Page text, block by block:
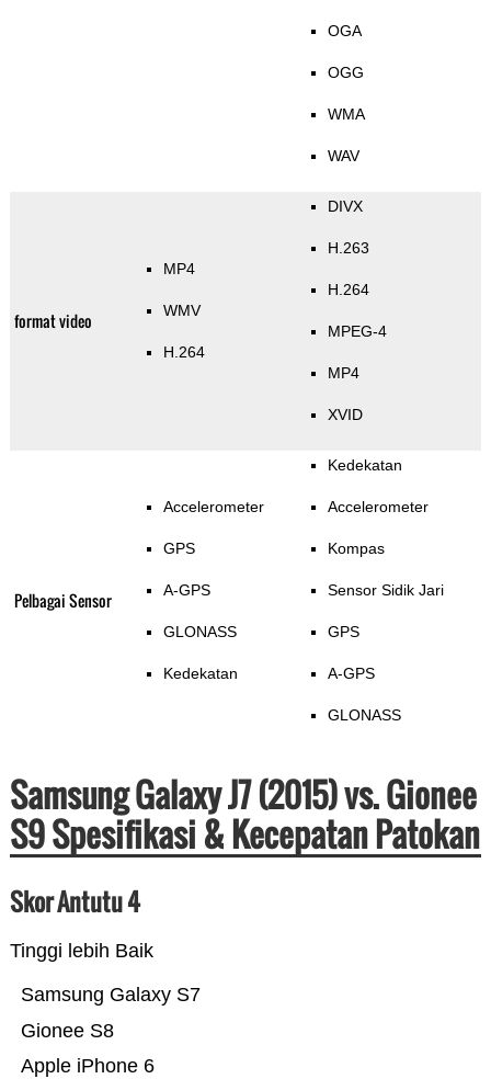
OGA
OGG
WMA
WAV
format video
MP4
WMV
H.264
DIVX
H.263
H.264
MPEG-4
MP4
XVID
Pelbagai Sensor
Accelerometer
GPS
A-GPS
GLONASS
Kedekatan
Kedekatan
Accelerometer
Kompas
Sensor Sidik Jari
GPS
A-GPS
GLONASS
Samsung Galaxy J7 (2015) vs. Gionee
S9 Spesifikasi & Kecepatan Patokan
Skor Antutu 4
Tinggi lebih Baik
Apple iPhone 6
Gionee S8
Samsung Galaxy S7